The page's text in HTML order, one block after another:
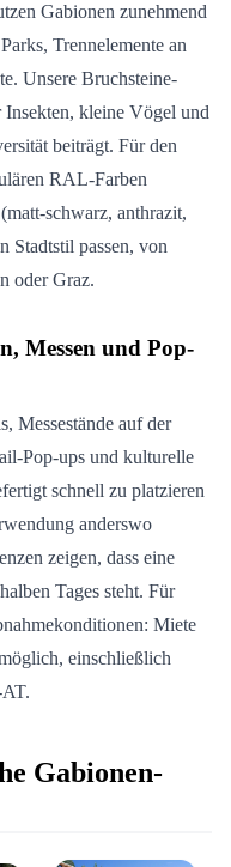
Gabionen zunehmend
Trennelemente an
Unsere Bruchsteine-
kleine Vögel und
beiträgt. Für den
RAL-Farben
schwarz, anthrazit,
Stadtstil passen, von
oder Graz.
Messen und Pop-
Messestände auf der
Pop-ups und kulturelle
schnell zu platzieren
anderswo
zeigen, dass eine
Tages steht. Für
Miete
einschließlich
Gabionen-